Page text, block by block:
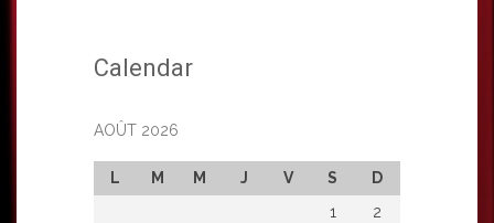
Calendar
AOÛT 2026
L M M J V S
D
1
2